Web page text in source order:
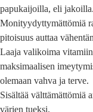
papukaijoilla, eli jakoilla.
Monityydyttymättömiä
pitoisuus auttaa
Laaja valikoima
maksimaalisen
olemaan vahva ja terve.
Sisältää välttämättömiä
värien tueksi.